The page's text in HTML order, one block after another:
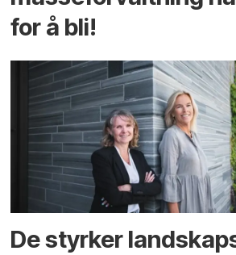
for å bli!
De styrker